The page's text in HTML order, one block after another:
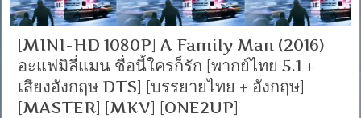
[MINI-HD 1080P] A Family Man (2016)
อะแฟมิลี่แมน ชื่อนี้ใครก็รัก [พากย์ไทย 5.1 +
เสียงอังกฤษ DTS] [บรรยายไทย + อังกฤษ]
[MASTER] [MKV] [ONE2UP]